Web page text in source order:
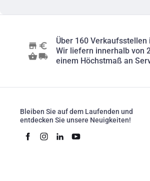
Über 160 Verkaufsstellen
Wir liefern innerhalb von
einem Höchstmaß an
Bleiben Sie auf dem Laufenden und
entdecken Sie unsere Neuigkeiten!